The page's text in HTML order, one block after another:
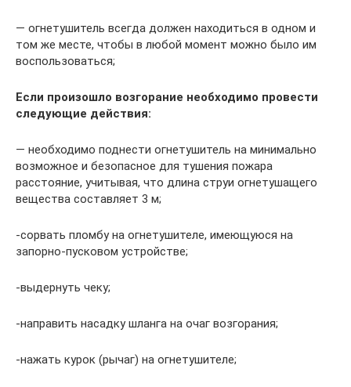
— огнетушитель всегда должен находиться в одном и
том же месте, чтобы в любой момент можно было им
воспользоваться;
Если произошло возгорание необходимо провести
следующие действия:
— необходимо поднести огнетушитель на минимально
возможное и безопасное для тушения пожара
расстояние, учитывая, что длина струи огнетушащего
вещества составляет 3 м;
-сорвать пломбу на огнетушителе, имеющуюся на
запорно-пусковом устройстве;
-выдернуть чеку;
-направить насадку шланга на очаг возгорания;
-нажать курок (рычаг) на огнетушителе;